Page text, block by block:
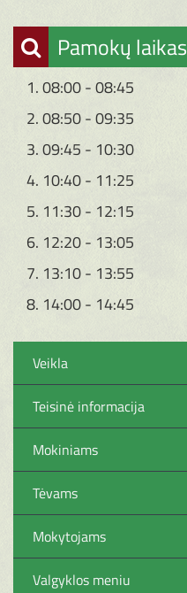
Pamokų laikas
1. 08:00 - 08:45
2. 08:50 - 09:35
3. 09:45 - 10:30
4. 10:40 - 11:25
5. 11:30 - 12:15
6. 12:20 - 13:05
7. 13:10 - 13:55
8. 14:00 - 14:45
Veikla
Teisinė informacija
Mokiniams
Tėvams
Mokytojams
Valgyklos meniu